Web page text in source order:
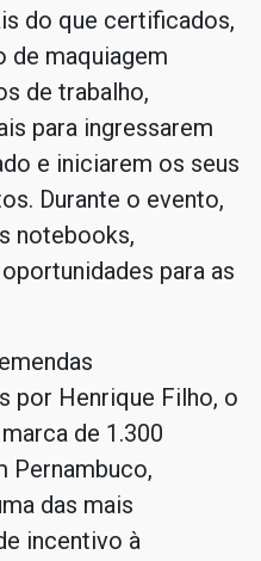
do que certificados,
de maquiagem
de trabalho,
para ingressarem
e iniciarem os seus
Durante o evento,
notebooks,
para as
por Henrique Filho, o
de 1.300
Pernambuco,
das mais
incentivo à